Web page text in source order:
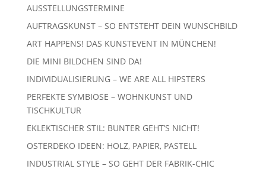
AUSSTELLUNGSTERMINE
AUFTRAGSKUNST – SO ENTSTEHT DEIN WUNSCHBILD
ART HAPPENS! DAS KUNSTEVENT IN MÜNCHEN!
DIE MINI BILDCHEN SIND DA!
INDIVIDUALISIERUNG – WE ARE ALL HIPSTERS
PERFEKTE SYMBIOSE – WOHNKUNST UND
TISCHKULTUR
EKLEKTISCHER STIL: BUNTER GEHT’S NICHT!
OSTERDEKO IDEEN: HOLZ, PAPIER, PASTELL
INDUSTRIAL STYLE – SO GEHT DER FABRIK-CHIC